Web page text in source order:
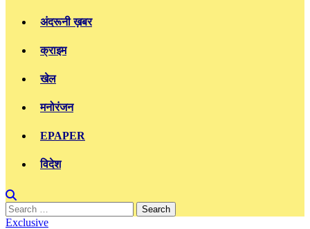
अंदरूनी ख़बर
क्राइम
खेल
मनोरंजन
EPAPER
विदेश
Search
for:
Exclusive